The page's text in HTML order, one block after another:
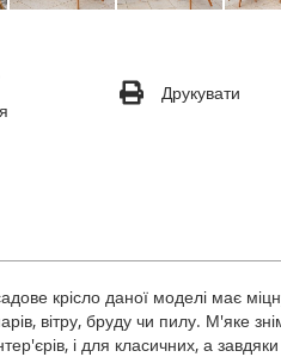
Друкувати
крісло даної моделі має
вітру, бруду чи пилу. М'яке
і для класичних, а